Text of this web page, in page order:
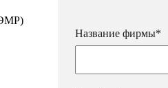
Название фирмы*